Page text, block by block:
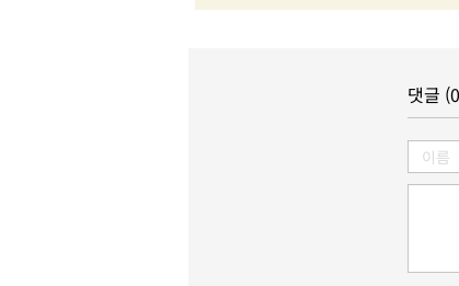
댓글